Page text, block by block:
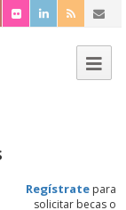
Regístrate para
solicitar becas o